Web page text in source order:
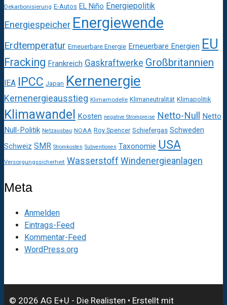
Dekarbonisierung E-Autos EL Niño Energiepolitik
Energiespeicher Energiewende
Erdtemperatur Erneuerbare Energie Erneuerbare Energien EU
Fracking Frankreich Gaskraftwerke Großbritannien
IEA IPCC Japan Kernenergie
Kernenergieausstieg Klimamodelle Klimaneutralität Klimapolitik
Klimawandel Kosten negative Strompreise Netto-Null
Netto
Null-Politik Netzausbau NOAA Roy Spencer Schiefergas Schweden
Schweiz SMR Stromkosten Subventionen Taxonomie USA
Versorgungssicherheit Wasserstoff Windenergieanlagen
Meta
Anmelden
Eintrags-Feed
Kommentar-Feed
WordPress.org
© 2026 AG E+U - Die Realisten • Erstellt mit